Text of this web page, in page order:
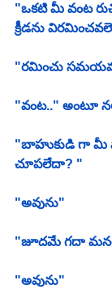
"ఒకటి మీ వంట
క్రీడను
"రమించు
"వంట.." అంటూ
"బాహుకుడి గా మీ
చూపలేదా? "
"అవును"
"జూదమే గదా
"అవును"